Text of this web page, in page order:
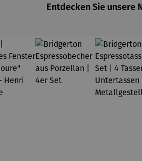
Entdecken Sie unsere